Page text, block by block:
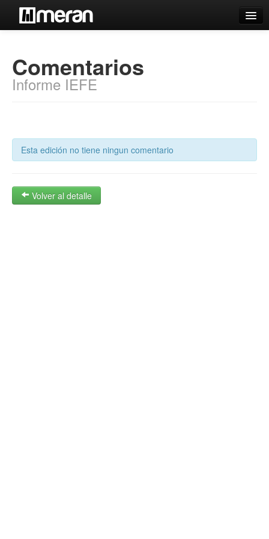
Búsqueda Avanzada
Estantes Virtuales
Contacto
Comentarios
Informe IEFE
Esta edición no tiene ningun comentario
Volver al detalle